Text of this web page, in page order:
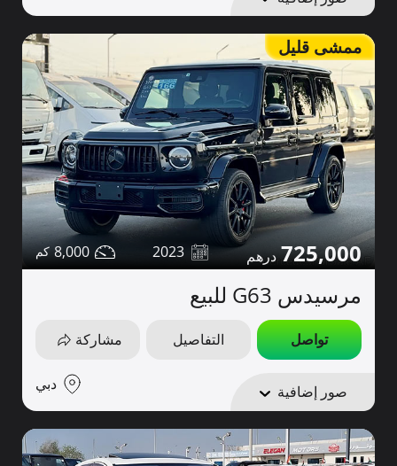
ممشى قليل
725,000
2023
8,000
مرسيدس G63 للبيع
تواصل التفاصيل مشاركة
صور إضافية دبي